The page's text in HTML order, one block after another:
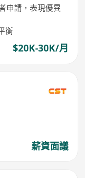
申請，表現優異
衡
$20K-30K/月
薪資面議